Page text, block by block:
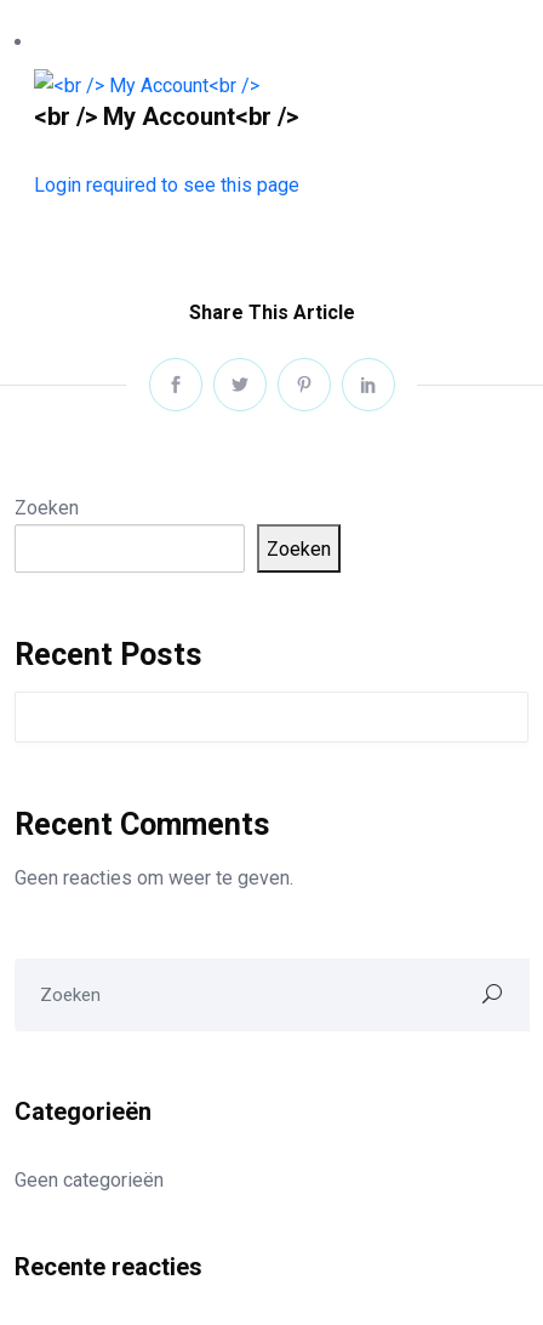
<br /> My Account<br />
Login required to see this page
Share This Article
Zoeken
Zoeken
Recent Posts
Recent Comments
Geen reacties om weer te geven.
Categorieën
Geen categorieën
Recente reacties